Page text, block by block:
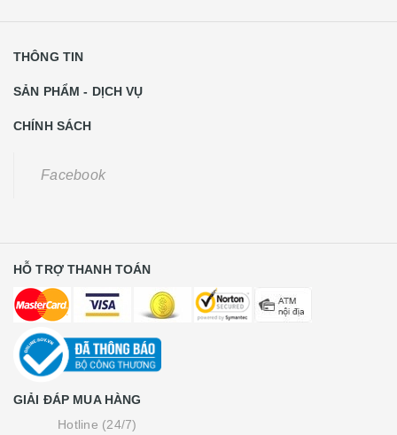
THÔNG TIN
SẢN PHẨM - DỊCH VỤ
CHÍNH SÁCH
Facebook
HỖ TRỢ THANH TOÁN
GIẢI ĐÁP MUA HÀNG
Hotline (24/7)